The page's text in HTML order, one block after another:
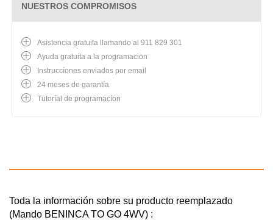
NUESTROS COMPROMISOS
Asistencia gratuita llamando al 911 829 301
Ayuda gratuita a la programacion
Instruccíones enviados por email
24 meses de garantía
Tutoríal de programacíon
Toda la información sobre su producto reemplazado
(Mando BENINCA TO GO 4WV) :